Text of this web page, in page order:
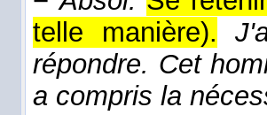
telle manière).
répondre. Cet
a compris la